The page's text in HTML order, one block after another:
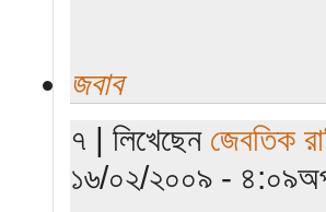
জবাব
৭ | লিখেছেন জেবতিক
১৬/০২/২০০৯ -